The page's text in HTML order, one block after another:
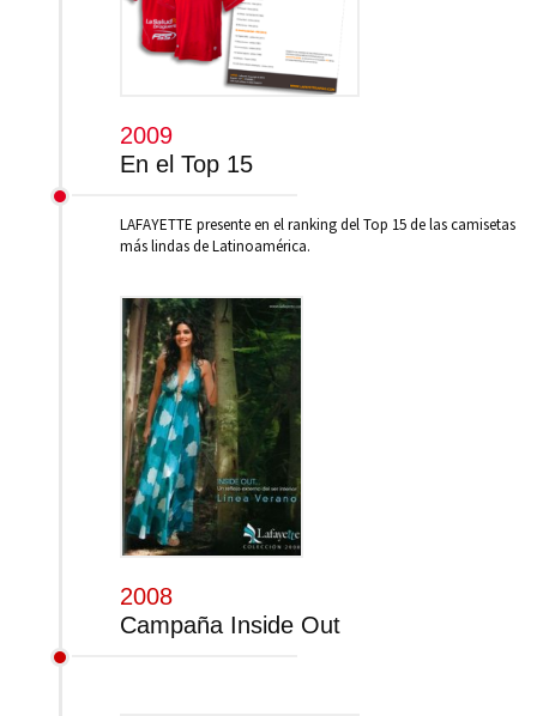
2009
En el Top 15
LAFAYETTE presente en el ranking del Top 15 de las camisetas
más lindas de Latinoamérica.
2008
Campaña Inside Out